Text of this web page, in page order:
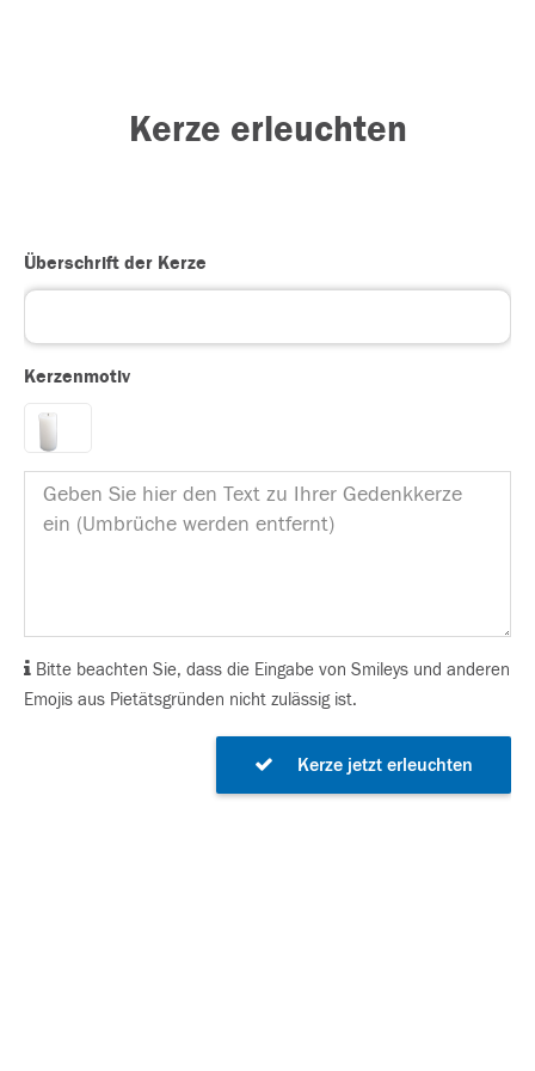
Kerze erleuchten
Überschrift der Kerze
Kerzenmotiv
Bitte beachten Sie, dass die Eingabe von Smileys und anderen
Emojis aus Pietätsgründen nicht zulässig ist.
Kerze jetzt erleuchten